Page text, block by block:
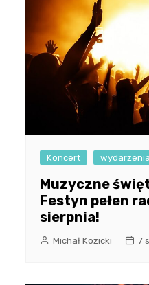
Koncert wydarzenia
Muzyczne
Festyn pełen
sierpnia!
Michał Kozicki 7